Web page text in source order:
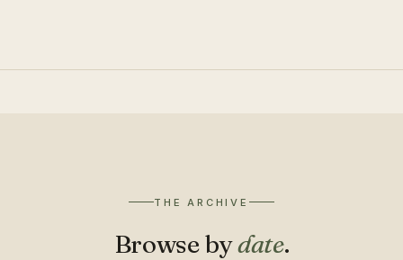
THE ARCHIVE
Browse bydate.